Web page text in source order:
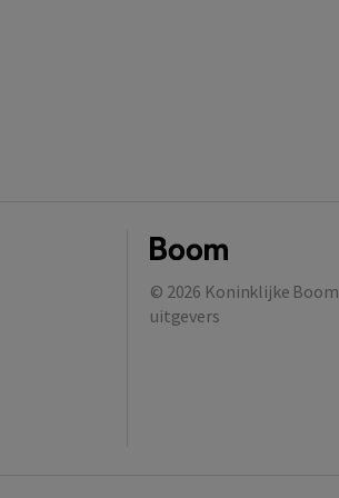
© 2026 Koninklijke Boom
uitgevers